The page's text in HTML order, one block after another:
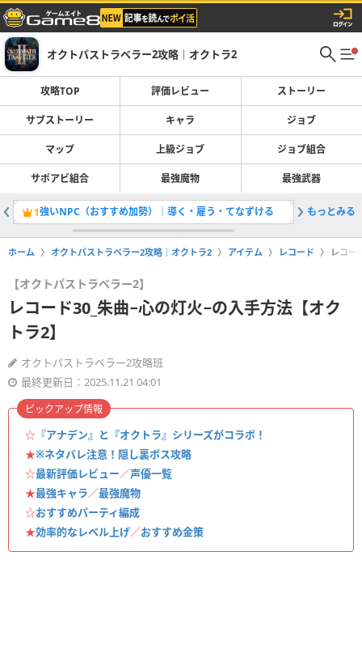
オクトパストラベラー2攻略｜オクトラ2
攻略TOP 評価レビュー ストーリー
サブストーリー キャラ ジョブ
マップ 上級ジョブ ジョブ組合
サポアビ組合 最強魔物 最強武器
1強いNPC（おすすめ加勢）｜導く・雇う・てなずける 2布のハ
もっとみる
ホーム オクトパストラベラー2攻略｜オクトラ2 アイテム レコード レコー
【オクトパストラベラー2】
レコード30_朱曲−心の灯火−の入手方法【オク
トラ2】
オクトパストラベラー2攻略班
最終更新日：2025.11.21 04:01
☆ 『アナデン』と『オクトラ』シリーズがコラボ！
★※ネタバレ注意！隠し裏ボス攻略
☆最新評価レビュー／声優一覧
★最強キャラ／最強魔物
☆おすすめパーティ編成
★効率的なレベル上げ／おすすめ金策
ピックアップ情報